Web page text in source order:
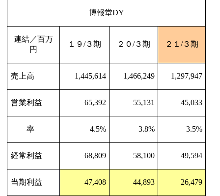
博報堂DY
連結／百万
円
１９/３期 ２０/３期 ２１/３期
売上高 1,445,614 1,466,249 1,297,947
営業利益 65,392 55,131 45,033
率 4.5% 3.8% 3.5%
経常利益 68,809 58,100 49,594
当期利益 47,408 44,893 26,479